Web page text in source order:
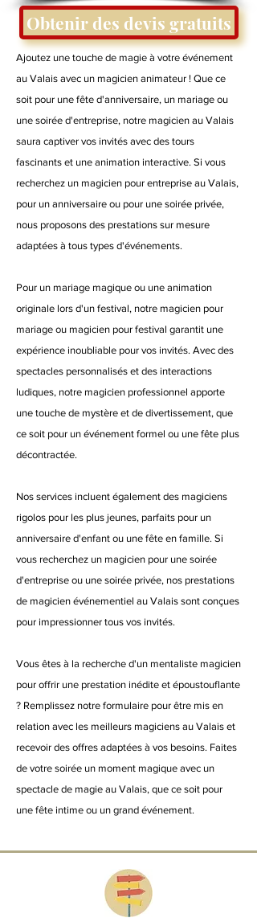
Obtenir des devis gratuits
Ajoutez une touche de magie à votre événement
au Valais avec un magicien animateur ! Que ce
soit pour une fête d'anniversaire, un mariage ou
une soirée d'entreprise, notre magicien au Valais
saura captiver vos invités avec des tours
fascinants et une animation interactive. Si vous
recherchez un magicien pour entreprise au Valais,
pour un anniversaire ou pour une soirée privée,
nous proposons des prestations sur mesure
adaptées à tous types d'événements.
Pour un mariage magique ou une animation
originale lors d'un festival, notre magicien pour
mariage ou magicien pour festival garantit une
expérience inoubliable pour vos invités. Avec des
spectacles personnalisés et des interactions
ludiques, notre magicien professionnel apporte
une touche de mystère et de divertissement, que
ce soit pour un événement formel ou une fête plus
décontractée.
Nos services incluent également des magiciens
rigolos pour les plus jeunes, parfaits pour un
anniversaire d'enfant ou une fête en famille. Si
vous recherchez un magicien pour une soirée
d'entreprise ou une soirée privée, nos prestations
de magicien événementiel au Valais sont conçues
pour impressionner tous vos invités.
Vous êtes à la recherche d'un mentaliste magicien
pour offrir une prestation inédite et époustouflante
? Remplissez notre formulaire pour être mis en
relation avec les meilleurs magiciens au Valais et
recevoir des offres adaptées à vos besoins. Faites
de votre soirée un moment magique avec un
spectacle de magie au Valais, que ce soit pour
une fête intime ou un grand événement.